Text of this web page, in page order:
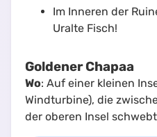
Im Inneren der
Uralte Fisch!
Goldener Chapaa
Wo: Auf einer kleinen
Windturbine), die
der oberen Insel